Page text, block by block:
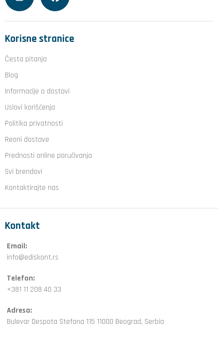
Korisne stranice
Česta pitanja
Blog
Informacije o dostavi
Uslovi korišćenja
Politika privatnosti
Reoni dostave
Prednosti online poručivanja
Svi brendovi
Kontaktirajte nas
Kontakt
Email:
info@ediskont.rs
Telefon:
+381 11 208 40 33
Adresa:
Bulevar Despota Stefana 115 11000 Beograd, Serbia